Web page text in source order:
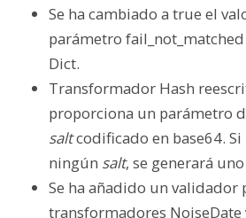
Se ha cambiado a true el
parámetro
Dict.
Transformador Hash
proporciona un parámetro
saltcodificado en base64.
ningún salt, se generará
Se ha añadido un validador
transformadores NoiseDate